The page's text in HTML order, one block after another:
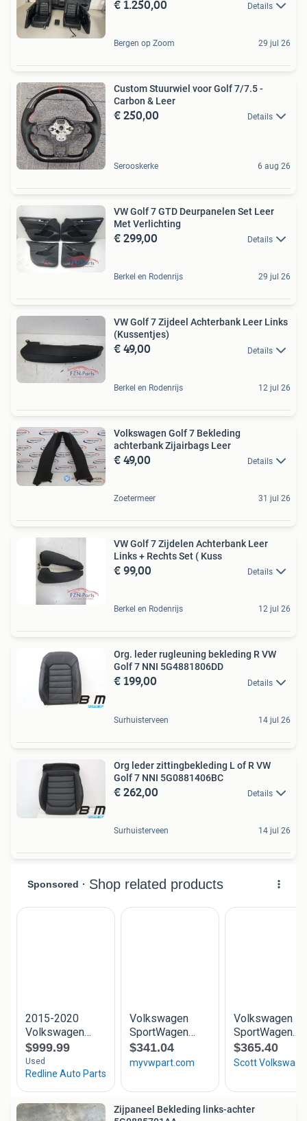
€ 1.250,00 Details
Bergen op Zoom 29 jul 26
Custom Stuurwiel voor Golf 7/7.5 -
Carbon & Leer
€ 250,00 Details
Serooskerke 6 aug 26
VW Golf 7 GTD Deurpanelen Set Leer
Met Verlichting
€ 299,00 Details
Berkel en Rodenrijs 29 jul 26
VW Golf 7 Zijdeel Achterbank Leer Links
(Kussentjes)
€ 49,00 Details
Berkel en Rodenrijs 12 jul 26
Volkswagen Golf 7 Bekleding
achterbank Zijairbags Leer
€ 49,00 Details
Zoetermeer 31 jul 26
VW Golf 7 Zijdelen Achterbank Leer
Links + Rechts Set ( Kuss
€ 99,00 Details
Berkel en Rodenrijs 12 jul 26
Org. leder rugleuning bekleding R VW
Golf 7 NNI 5G4881806DD
€ 199,00 Details
Surhuisterveen 14 jul 26
Org leder zittingbekleding L of R VW
Golf 7 NNI 5G0881406BC
€ 262,00 Details
Surhuisterveen 14 jul 26
Zijpaneel Bekleding links-achter